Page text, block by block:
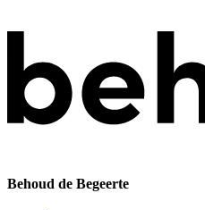
Behoud de Begeerte